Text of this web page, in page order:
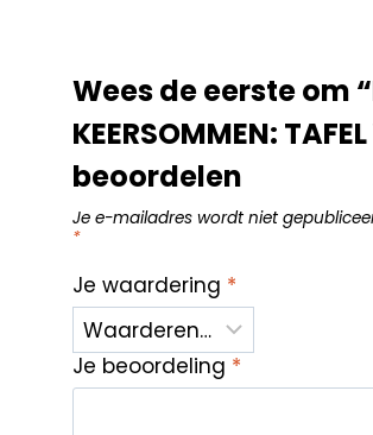
Wees de eerste om
KEERSOMMEN:
beoordelen
Je e-mailadres wordt niet
*
Je waardering *
Je beoordeling *